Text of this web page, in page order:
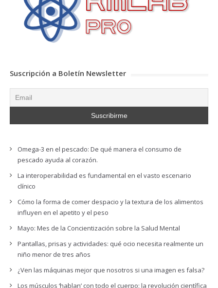
Suscripción a Boletín Newsletter
Omega-3 en el pescado: De qué manera el consumo de
pescado ayuda al corazón.
La interoperabilidad es fundamental en el vasto escenario
clínico
Cómo la forma de comer despacio y la textura de los alimentos
influyen en el apetito y el peso
Mayo: Mes de la Concientización sobre la Salud Mental
Pantallas, prisas y actividades: qué ocio necesita realmente un
niño menor de tres años
¿Ven las máquinas mejor que nosotros si una imagen es falsa?
Los músculos ‘hablan’ con todo el cuerpo: la revolución científica